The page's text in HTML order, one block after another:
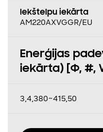
Iekštelpu iekārta
AM220AXVGGR/EU
Enerģijas
iekārta) [Φ, #,
3,4,380~415,50